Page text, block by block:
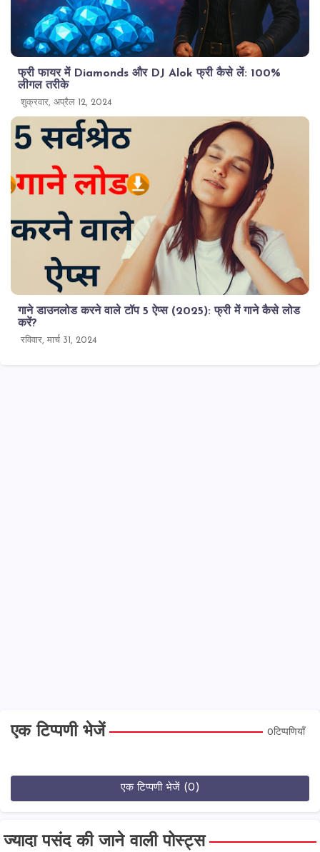
फ्री फायर में Diamonds और DJ Alok फ्री कैसे लें: 100%
लीगल तरीके
शुक्रवार, अप्रैल 12, 2024
गाने डाउनलोड करने वाले टॉप 5 ऐप्स (2025): फ्री में गाने कैसे लोड
करें?
रविवार, मार्च 31, 2024
एक टिप्पणी भेजें 0टिप्पणियाँ
एक टिप्पणी भेजें (0)
ज्यादा पसंद की जाने वाली पोस्ट्स